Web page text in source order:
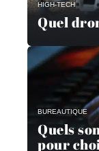
HIGH-TECH
Quel
BUREAUTIQUE
Quels
pour